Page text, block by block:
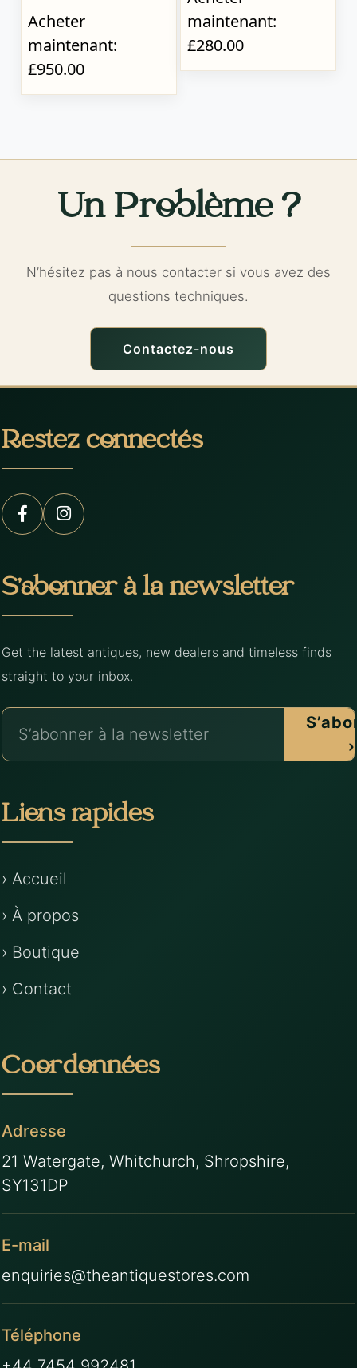
Acheter
maintenant:
£950.00
maintenant:
£280.00
Un Problème ?
N’hésitez pas à nous contacter si vous avez des
questions techniques.
Contactez-nous
Restez connectés
S’abonner à la newsletter
Get the latest antiques, new dealers and timeless finds
straight to your inbox.
›
Liens rapides
› Accueil
› À propos
› Boutique
› Contact
Coordonnées
Adresse
21 Watergate, Whitchurch, Shropshire,
SY131DP
E-mail
enquiries@theantiquestores.com
Téléphone